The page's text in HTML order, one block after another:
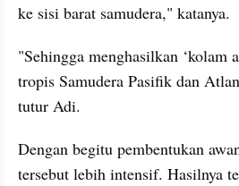
ke sisi barat samudera," katanya.
"Sehingga menghasilkan ‘kolam
tropis Samudera Pasifik dan
tutur Adi.
Dengan begitu pembentukan
tersebut lebih intensif. Hasilnya